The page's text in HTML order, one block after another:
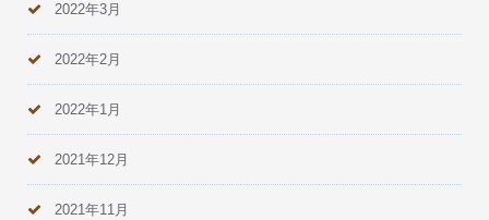
2022年3月
2022年2月
2022年1月
2021年12月
2021年11月